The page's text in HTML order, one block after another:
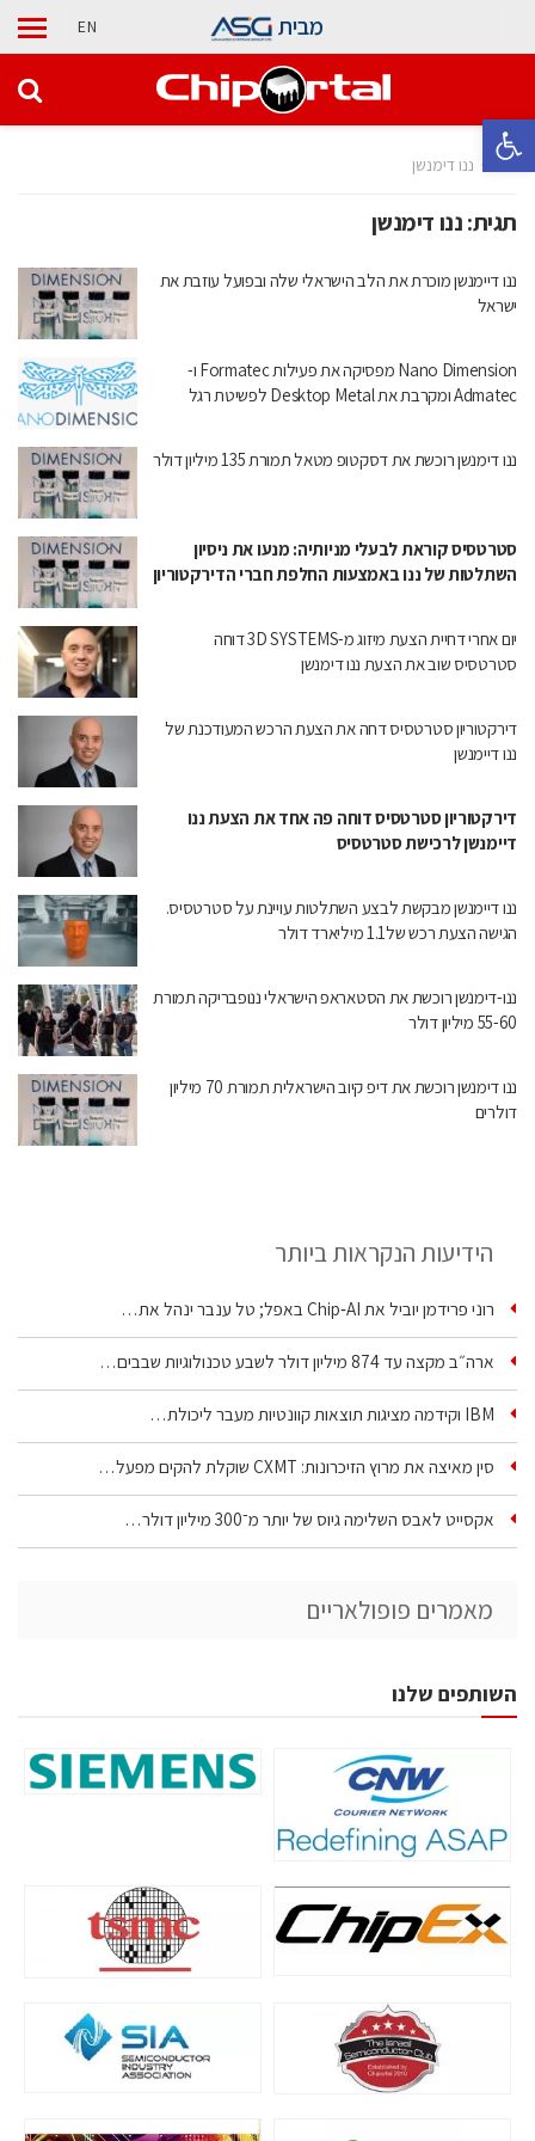
פתח סרגל נגישות
מבית EN
בית ננו דימנשן
תגית:ננו דימנשן
ננו דיימנשן מוכרת את הלב הישראלי שלה ובפועל עוזבת את
ישראל
Nano Dimension מפסיקה את פעילות Formatec ו-
Admatec ומקרבת את Desktop Metal לפשיטת רגל
ננו דימנשן רוכשת את דסקטופ מטאל תמורת 135 מיליון דולר
סטרטסיס קוראת לבעלי מניותיה: מנעו את ניסיון
השתלטות של ננו באמצעות החלפת חברי הדירקטוריון
יום אחרי דחיית הצעת מיזוג מ-3D SYSTEMS דוחה
סטרטסיס שוב את הצעת ננו דימנשן
דירקטוריון סטרטסיס דחה את הצעת הרכש המעודכנת של
ננו דיימנשן
דירקטוריון סטרטסיס דוחה פה אחד את הצעת ננו
דיימנשן לרכישת סטרטסיס
ננו דיימנשן מבקשת לבצע השתלטות עויינת על סטרטסיס.
הגישה הצעת רכש של1.1 מיליארד דולר
ננו-דימנשן רוכשת את הסטאראפ הישראלי ננופבריקה תמורת
55-60 מיליון דולר
ננו דימנשן רוכשת את דיפ קיוב הישראלית תמורת 70 מיליון
דולרים
הידיעות הנקראות ביותר
רוני פרידמן יוביל את Chip‑AI באפל; טל ענבר ינהל את…
ארה״ב מקצה עד 874 מיליון דולר לשבע טכנולוגיות שבבים…
IBM וקידמה מציגות תוצאות קוונטיות מעבר ליכולת…
סין מאיצה את מרוץ הזיכרונות: CXMT שוקלת להקים מפעל…
אקסייט לאבס השלימה גיוס של יותר מ־300 מיליון דולר…
מאמרים פופולאריים
השותפים שלנו